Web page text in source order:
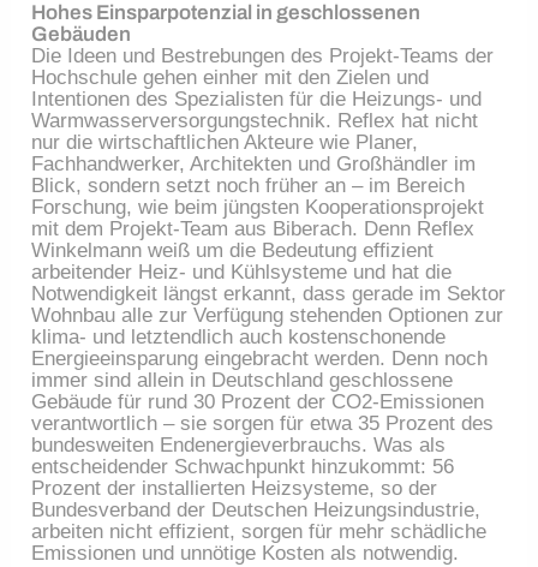
Hohes Einsparpotenzial in geschlossenen
Gebäuden
Die Ideen und Bestrebungen des Projekt-Teams der
Hochschule gehen einher mit den Zielen und
Intentionen des Spezialisten für die Heizungs- und
Warmwasserversorgungstechnik. Reflex hat nicht
nur die wirtschaftlichen Akteure wie Planer,
Fachhandwerker, Architekten und Großhändler im
Blick, sondern setzt noch früher an – im Bereich
Forschung, wie beim jüngsten Kooperationsprojekt
mit dem Projekt-Team aus Biberach. Denn Reflex
Winkelmann weiß um die Bedeutung effizient
arbeitender Heiz- und Kühlsysteme und hat die
Notwendigkeit längst erkannt, dass gerade im Sektor
Wohnbau alle zur Verfügung stehenden Optionen zur
klima- und letztendlich auch kostenschonende
Energieeinsparung eingebracht werden. Denn noch
immer sind allein in Deutschland geschlossene
Gebäude für rund 30 Prozent der CO2-Emissionen
verantwortlich – sie sorgen für etwa 35 Prozent des
bundesweiten Endenergieverbrauchs. Was als
entscheidender Schwachpunkt hinzukommt: 56
Prozent der installierten Heizsysteme, so der
Bundesverband der Deutschen Heizungsindustrie,
arbeiten nicht effizient, sorgen für mehr schädliche
Emissionen und unnötige Kosten als notwendig.